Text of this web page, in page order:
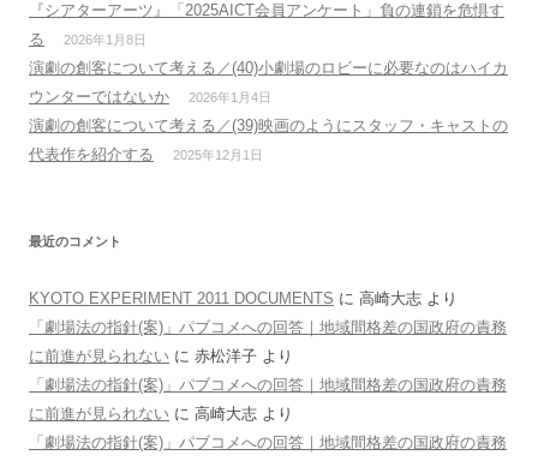
『シアターアーツ』「2025AICT会員アンケート」負の連鎖を危惧す
る
2026年1月8日
演劇の創客について考える／(40)小劇場のロビーに必要なのはハイカ
ウンターではないか
2026年1月4日
演劇の創客について考える／(39)映画のようにスタッフ・キャストの
代表作を紹介する
2025年12月1日
最近のコメント
KYOTO EXPERIMENT 2011 DOCUMENTS に 高崎大志 より
「劇場法の指針(案)」パブコメへの回答｜地域間格差の国政府の責務
に前進が見られない に 赤松洋子 より
「劇場法の指針(案)」パブコメへの回答｜地域間格差の国政府の責務
に前進が見られない に 高崎大志 より
「劇場法の指針(案)」パブコメへの回答｜地域間格差の国政府の責務